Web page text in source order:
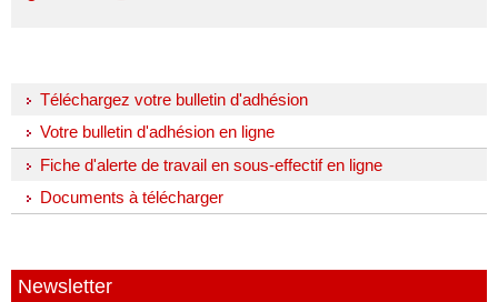
Téléchargez votre bulletin d'adhésion
Votre bulletin d'adhésion en ligne
Fiche d'alerte de travail en sous-effectif en ligne
Documents à télécharger
Newsletter